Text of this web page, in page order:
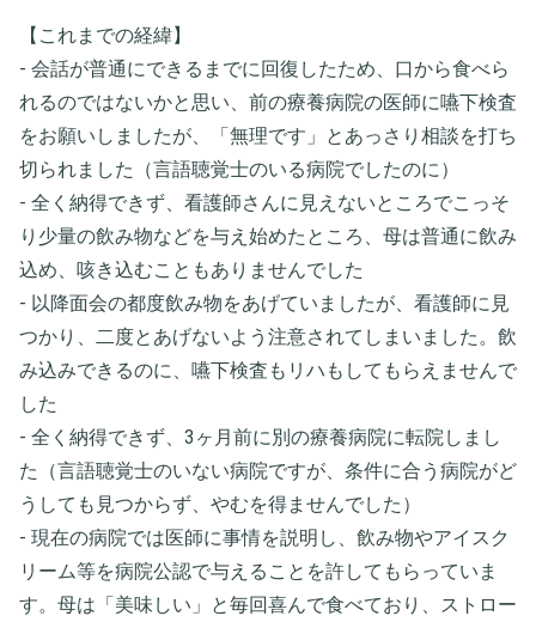
【これまでの経緯】
- 会話が普通にできるまでに回復したため、口から食べら
れるのではないかと思い、前の療養病院の医師に嚥下検査
をお願いしましたが、「無理です」とあっさり相談を打ち
切られました（言語聴覚士のいる病院でしたのに）
- 全く納得できず、看護師さんに見えないところでこっそ
り少量の飲み物などを与え始めたところ、母は普通に飲み
込め、咳き込むこともありませんでした
- 以降面会の都度飲み物をあげていましたが、看護師に見
つかり、二度とあげないよう注意されてしまいました。飲
み込みできるのに、嚥下検査もリハもしてもらえませんで
した
- 全く納得できず、3ヶ月前に別の療養病院に転院しまし
た（言語聴覚士のいない病院ですが、条件に合う病院がど
うしても見つからず、やむを得ませんでした）
- 現在の病院では医師に事情を説明し、飲み物やアイスク
リーム等を病院公認で与えることを許してもらっていま
す。母は「美味しい」と毎回喜んで食べており、ストロー